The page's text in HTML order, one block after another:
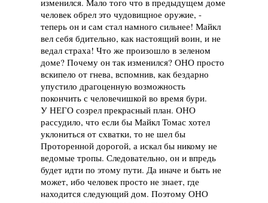
человек обрел это чудовищное оружие, -
теперь он и сам стал намного сильнее! Майкл
вел себя бдительно, как настоящий воин, и не
ведал страха! Что же произошло в зеленом
доме? Почему он так изменился? ОНО просто
вскипело от гнева, вспомнив, как бездарно
упустило драгоценную возможность
покончить с человечишкой во время бури.
У НЕГО созрел прекрасный план. ОНО
рассудило, что если бы Майкл Томас хотел
уклониться от схватки, то не шел бы
Проторенной дорогой, а искал бы никому не
ведомые тропы. Следовательно, он и впредь
будет идти по этому пути. Да иначе и быть не
может, ибо человек просто не знает, где
находится следующий дом. Поэтому ОНО